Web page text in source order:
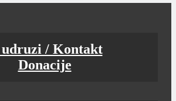
/ Kontakt
Donacije